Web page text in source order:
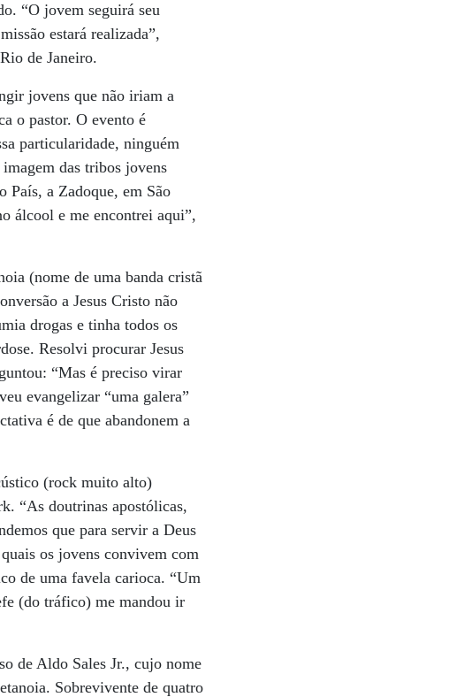
“O jovem seguirá seu
estará realizada”,
de Janeiro.
jovens que não iriam a
o pastor. O evento é
particularidade, ninguém
das tribos jovens
País, a Zadoque, em São
álcool e me encontrei aqui”,
(nome de uma banda cristã
a Jesus Cristo não
drogas e tinha todos os
Resolvi procurar Jesus
“Mas é preciso virar
evangelizar “uma galera”
é de que abandonem a
(rock muito alto)
“As doutrinas apostólicas,
que para servir a Deus
os jovens convivem com
de uma favela carioca. “Um
(do tráfico) me mandou ir
de Aldo Sales Jr., cujo nome
Sobrevivente de quatro